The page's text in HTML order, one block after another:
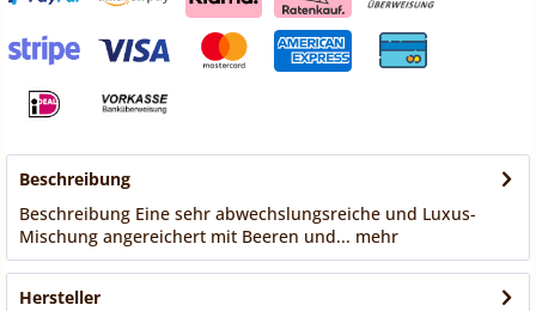
Beschreibung
Beschreibung Eine sehr abwechslungsreiche und Luxus-
Mischung angereichert mit Beeren und... mehr
Hersteller